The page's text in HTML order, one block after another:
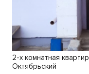
2-х комнатная
Октябрьский